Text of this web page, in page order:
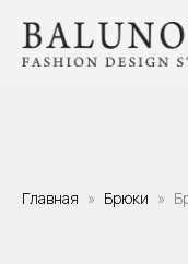
Главная Брюки